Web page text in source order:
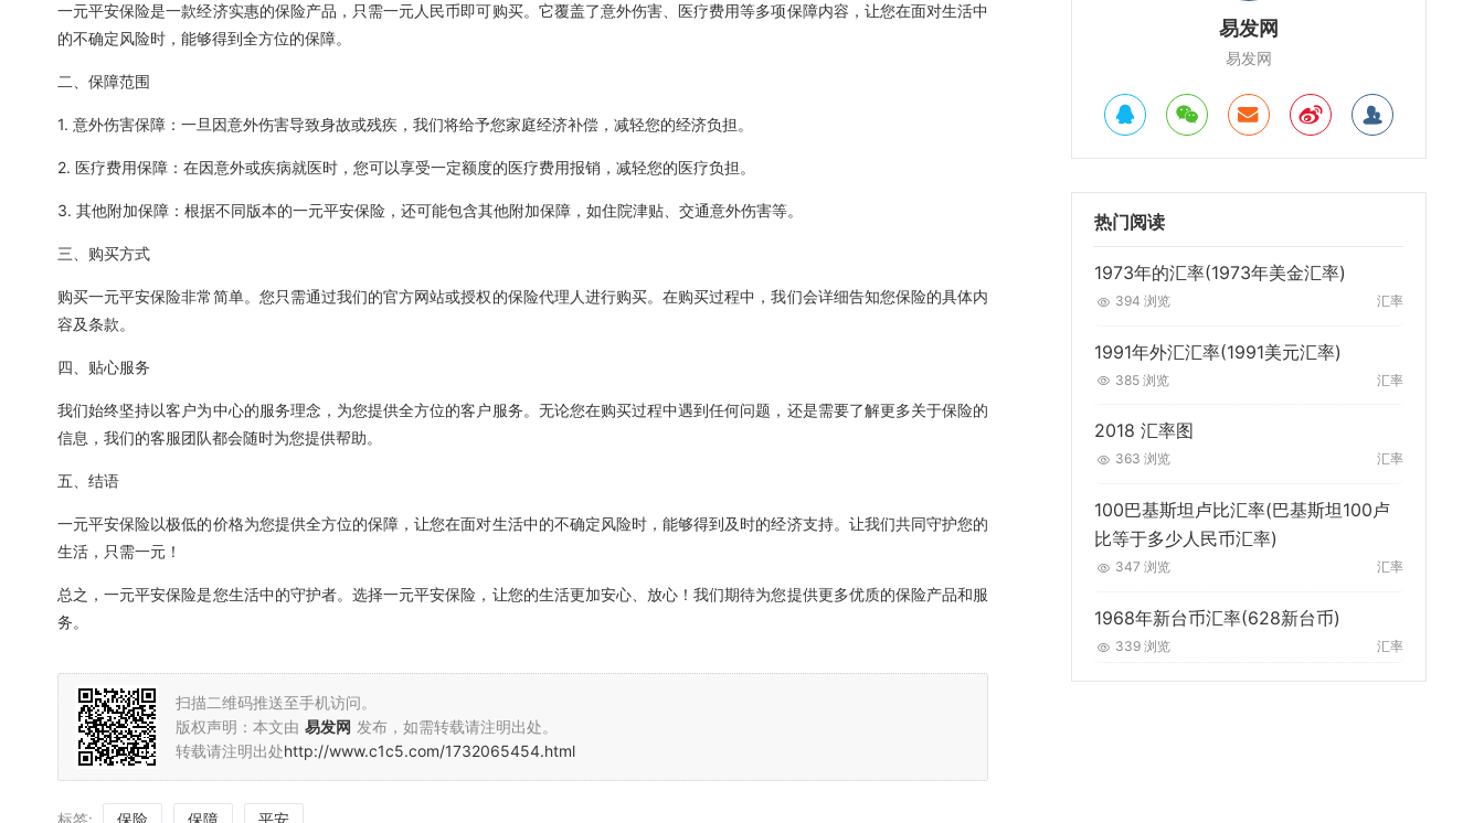
一元平安保险是一款经济实惠的保险产品，只需一元人民币即可购买。它覆盖了意外伤害、医疗费用等多项保障内容，让您在面对生活中
的不确定风险时，能够得到全方位的保障。
二、保障范围
1. 意外伤害保障：一旦因意外伤害导致身故或残疾，我们将给予您家庭经济补偿，减轻您的经济负担。
2. 医疗费用保障：在因意外或疾病就医时，您可以享受一定额度的医疗费用报销，减轻您的医疗负担。
3. 其他附加保障：根据不同版本的一元平安保险，还可能包含其他附加保障，如住院津贴、交通意外伤害等。
三、购买方式
购买一元平安保险非常简单。您只需通过我们的官方网站或授权的保险代理人进行购买。在购买过程中，我们会详细告知您保险的具体内
容及条款。
四、贴心服务
我们始终坚持以客户为中心的服务理念，为您提供全方位的客户服务。无论您在购买过程中遇到任何问题，还是需要了解更多关于保险的
信息，我们的客服团队都会随时为您提供帮助。
五、结语
一元平安保险以极低的价格为您提供全方位的保障，让您在面对生活中的不确定风险时，能够得到及时的经济支持。让我们共同守护您的
生活，只需一元！
总之，一元平安保险是您生活中的守护者。选择一元平安保险，让您的生活更加安心、放心！我们期待为您提供更多优质的保险产品和服
务。
扫描二维码推送至手机访问。
版权声明：本文由 易发网 发布，如需转载请注明出处。
转载请注明出处http://www.c1c5.com/1732065454.html
标签: 保险 保障 平安
易发网
易发网
热门阅读
1973年的汇率(1973年美金汇率)
394 浏览 汇率
1991年外汇汇率(1991美元汇率)
385 浏览 汇率
2018 汇率图
363 浏览 汇率
100巴基斯坦卢比汇率(巴基斯坦100卢
比等于多少人民币汇率)
347 浏览 汇率
1968年新台币汇率(628新台币)
339 浏览 汇率